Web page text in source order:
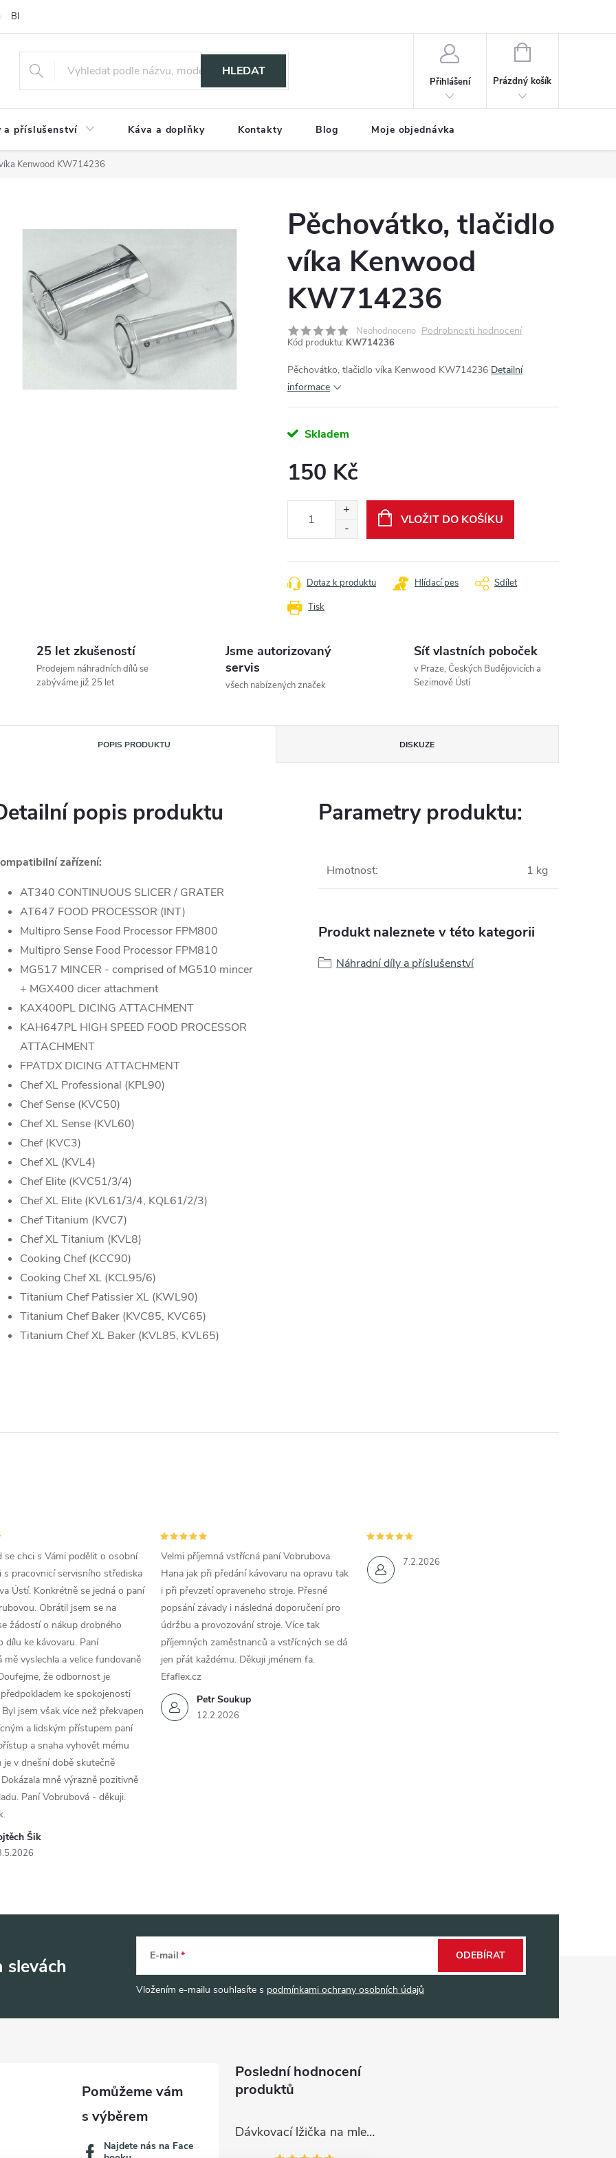
Blog
HLEDAT
Přihlášení
NÁKUPNÍ
Prázdný košík
a příslušenství Káva a doplňky Kontakty Blog Moje objednávka
Kenwood KW714236
Pěchovátko, tlačidlo
víka Kenwood
KW714236
Neohodnoceno Podrobnosti hodnocení
Kód produktu: KW714236
Pěchovátko, tlačidlo víka Kenwood KW714236 Detailní
informace
Skladem
150 Kč
VLOŽIT DO KOŠÍKU
Tisk
Dotaz k produktu Hlídací pes Sdílet
25 let zkušeností
Prodejem náhradních dílů se
zabýváme již 25 let
Jsme autorizovaný
servis
všech nabízených značek
Síť vlastních poboček
v Praze, Českých Budějovicích a
Sezimově Ústí
POPIS PRODUKTU DISKUZE
popis produktu
zařízení:
AT340 CONTINUOUS SLICER / GRATER
AT647 FOOD PROCESSOR (INT)
Multipro Sense Food Processor FPM800
Multipro Sense Food Processor FPM810
MG517 MINCER - comprised of MG510 mincer
+ MGX400 dicer attachment
KAX400PL DICING ATTACHMENT
KAH647PL HIGH SPEED FOOD PROCESSOR
ATTACHMENT
FPATDX DICING ATTACHMENT
Chef XL Professional (KPL90)
Chef Sense (KVC50)
Chef XL Sense (KVL60)
Chef (KVC3)
Chef XL (KVL4)
Chef Elite (KVC51/3/4)
Chef XL Elite (KVL61/3/4, KQL61/2/3)
Chef Titanium (KVC7)
Chef XL Titanium (KVL8)
Cooking Chef (KCC90)
Cooking Chef XL (KCL95/6)
Titanium Chef Patissier XL (KWL90)
Titanium Chef Baker (KVC85, KVC65)
Titanium Chef XL Baker (KVL85, KVL65)
Parametry produktu:
Hmotnost: 1 kg
Produkt naleznete v této kategorii
Náhradní díly a příslušenství
Šik
se chci s Vámi podělit o osobní
s pracovnicí servisního střediska
Ústí. Konkrétně se jedná o paní
Obrátil jsem se na
žádostí o nákup drobného
dílu ke kávovaru. Paní
mě vyslechla a velice fundovaně
že odbornost je
ke spokojenosti
jsem však více než překvapen
a lidským přístupem paní
a snaha vyhovět mému
je v dnešní době skutečně
mně výrazně pozitivně
Paní Vobrubová - děkuji.
Petr Soukup
12.2.2026
Velmi příjemná vstřícná paní Vobrubova
Hana jak při předání kávovaru na opravu tak
i při převzetí opraveneho stroje. Přesné
popsání závady i následná doporučení pro
údržbu a provozování stroje. Více tak
příjemných zaměstnanců a vstřícných se dá
jen přát každému. Děkuji jménem fa.
Efaflex.cz
7.2.2026
slevách E-mail
Vložením e-mailu souhlasíte s podmínkami ochrany osobních údajů
ODEBÍRAT
Najdete nás na Face
Poslední hodnocení
produktů
Dávkovací lžička na mletou kávu 53132C8134